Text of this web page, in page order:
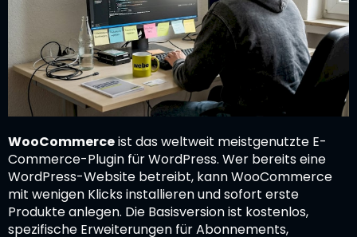
WooCommerceist das weltweit meistgenutzte E-
Commerce-Plugin für WordPress. Wer bereits eine
WordPress-Website betreibt, kann WooCommerce
mit wenigen Klicks installieren und sofort erste
Produkte anlegen. Die Basisversion ist kostenlos,
spezifische Erweiterungen für Abonnements,